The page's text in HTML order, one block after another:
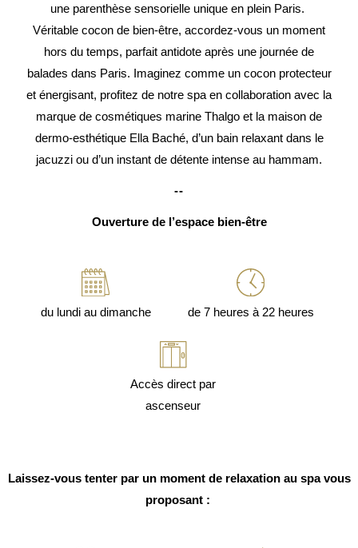
une parenthèse sensorielle unique en plein Paris.
Véritable cocon de bien-être, accordez-vous un moment
hors du temps, parfait antidote après une journée de
balades dans Paris. Imaginez comme un cocon protecteur
et énergisant, profitez de notre spa en collaboration avec la
marque de cosmétiques marine Thalgo et la maison de
dermo-esthétique Ella Baché, d’un bain relaxant dans le
jacuzzi ou d’un instant de détente intense au hammam.
--
Ouverture de l’espace bien-être
du lundi au dimanche de 7 heures à 22 heures
Accès direct par
ascenseur
Laissez-vous tenter par un moment de relaxation au spa vous
proposant :